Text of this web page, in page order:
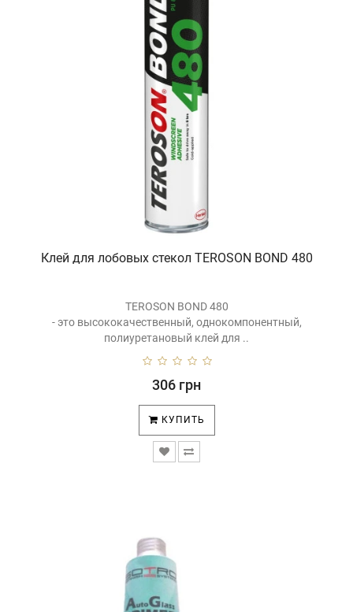
Клей для лобовых стекол TEROSON BOND 480
TEROSON BOND 480
- это высококачественный, однокомпонентный,
полиуретановый клей для ..
306 грн
КУПИТЬ